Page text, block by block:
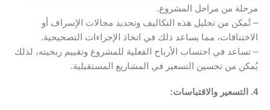
مرحلة من مراحل المشروع.
– تُمكن من تحليل هذه التكاليف وتحديد مجالات الإسراف أو
الاختناقات، مما يساعد ذلك في اتخاذ الإجراءات التصحيحية.
– تساعد في احتساب الأرباح الفعلية للمشروع وتقييم ربحيته، لذلك
يُمكن من تحسين التسعير في المشاريع المستقبلية.
4. التسعير والاقتباسات: